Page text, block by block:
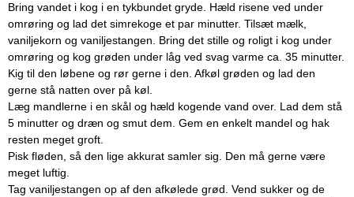
Bring vandet i kog i en tykbundet gryde. Hæld risene ved under
omrøring og lad det simrekoge et par minutter. Tilsæt mælk,
vaniljekorn og vaniljestangen. Bring det stille og roligt i kog under
omrøring og kog grøden under låg ved svag varme ca. 35 minutter.
Kig til den løbene og rør gerne i den. Afkøl grøden og lad den
gerne stå natten over på køl.
Læg mandlerne i en skål og hæld kogende vand over. Lad dem stå
5 minutter og dræn og smut dem. Gem en enkelt mandel og hak
resten meget groft.
Pisk fløden, så den lige akkurat samler sig. Den må gerne være
meget luftig.
Tag vaniljestangen op af den afkølede grød. Vend sukker og de